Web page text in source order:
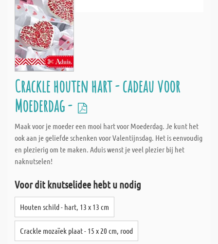
Crackle houten hart - cadeau voor
Moederdag -
Maak voor je moeder een mooi hart voor Moederdag. Je kunt het
ook aan je geliefde schenken voor Valentijnsdag. Het is eenvoudig
en plezierig om te maken. Aduis wenst je veel plezier bij het
naknutselen!
Voor dit knutselidee hebt u nodig
Houten schild - hart, 13 x 13 cm
Crackle mozaïek plaat - 15 x 20 cm, rood